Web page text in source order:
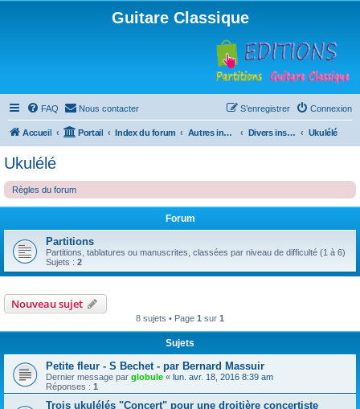
Guitare Classique
FAQ Nous contacter Connexion
S’enregistrer
Accueil Portail Index du forum Autres instruments à cordes pincées, ou styles Divers instruments Ukulélé
Ukulélé
Règles du forum
Forum
Partitions
Partitions, tablatures ou manuscrites, classées par niveau de difficulté (1 à 6)
Sujets : 2
Nouveau sujet
8 sujets • Page 1 sur 1
Sujets
Petite fleur - S Bechet - par Bernard Massuir
Dernier message par globule « lun. avr. 18, 2016 8:39 am
Réponses : 1
Trois ukulélés "Concert" pour une droitière concertiste